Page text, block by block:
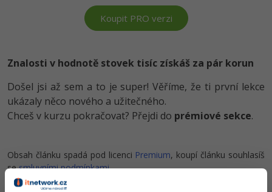
Fórum
Testování softwaru
Datová analýza
Marketing -30%
WordPress
HTML/CSS -80%
Adobe Illustrator -80%
Adobe Lightroom
Příběhy absolventů
Kariéra
Pro firmy
Koupit PRO verzi
Znalosti v hodnotě stovek tisíc získáš za pár korun
Došel jsi až sem a to je super! Věříme, že ti první lekce
ukázaly něco nového a užitečného.
Chceš v kurzu pokračovat? Přejdi do prémiové sekce.
Obsah článku spadá pod licenci Premium, koupí článku souhlasíš
sesmluvními podmínkami.